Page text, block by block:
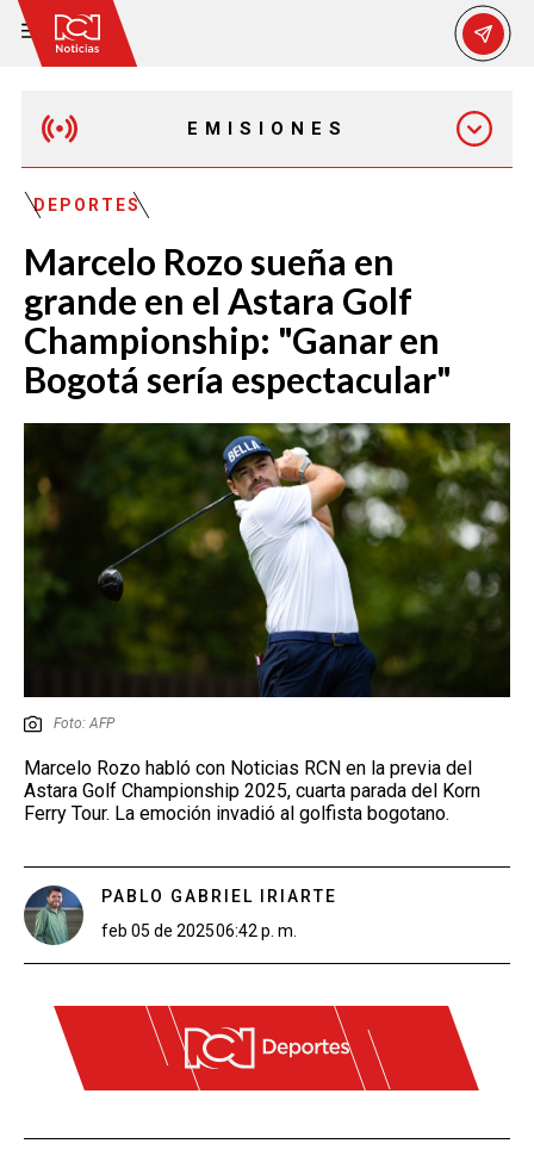
EMISIONES
EMISIÓN 12:30 PM
EMISIÓN 7:00 PM
EMISIÓN 11:30 PM
DEPORTES
Marcelo Rozo sueña en
grande en el Astara Golf
Championship: "Ganar en
Bogotá sería espectacular"
Foto: AFP
Marcelo Rozo habló con Noticias RCN en la previa del
Astara Golf Championship 2025, cuarta parada del Korn
Ferry Tour. La emoción invadió al golfista bogotano.
PABLO GABRIEL IRIARTE
feb 05 de 202506:42 p. m.